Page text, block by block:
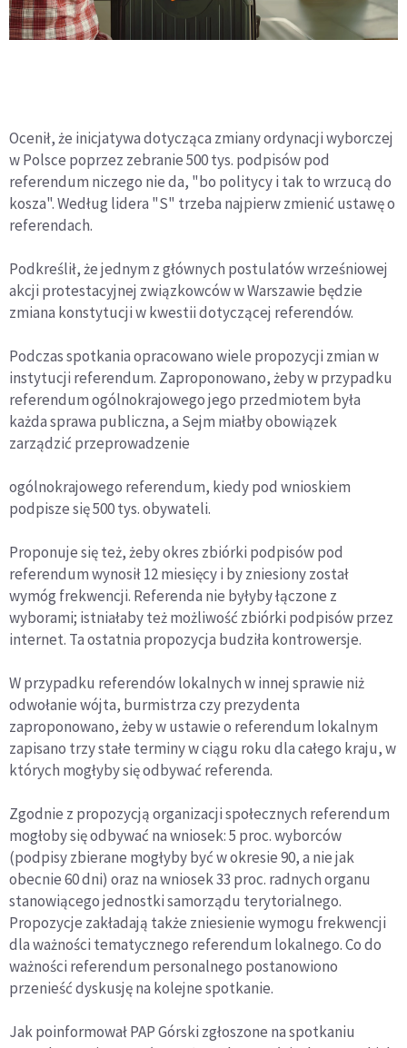
Ocenił, że inicjatywa dotycząca zmiany ordynacji wyborczej
w Polsce poprzez zebranie 500 tys. podpisów pod
referendum niczego nie da, "bo politycy i tak to wrzucą do
kosza". Według lidera "S" trzeba najpierw zmienić ustawę o
referendach.
Podkreślił, że jednym z głównych postulatów wrześniowej
akcji protestacyjnej związkowców w Warszawie będzie
zmiana konstytucji w kwestii dotyczącej referendów.
Podczas spotkania opracowano wiele propozycji zmian w
instytucji referendum. Zaproponowano, żeby w przypadku
referendum ogólnokrajowego jego przedmiotem była
każda sprawa publiczna, a Sejm miałby obowiązek
zarządzić przeprowadzenie
ogólnokrajowego referendum, kiedy pod wnioskiem
podpisze się 500 tys. obywateli.
Proponuje się też, żeby okres zbiórki podpisów pod
referendum wynosił 12 miesięcy i by zniesiony został
wymóg frekwencji. Referenda nie byłyby łączone z
wyborami; istniałaby też możliwość zbiórki podpisów przez
internet. Ta ostatnia propozycja budziła kontrowersje.
W przypadku referendów lokalnych w innej sprawie niż
odwołanie wójta, burmistrza czy prezydenta
zaproponowano, żeby w ustawie o referendum lokalnym
zapisano trzy stałe terminy w ciągu roku dla całego kraju, w
których mogłyby się odbywać referenda.
Zgodnie z propozycją organizacji społecznych referendum
mogłoby się odbywać na wniosek: 5 proc. wyborców
(podpisy zbierane mogłyby być w okresie 90, a nie jak
obecnie 60 dni) oraz na wniosek 33 proc. radnych organu
stanowiącego jednostki samorządu terytorialnego.
Propozycje zakładają także zniesienie wymogu frekwencji
dla ważności tematycznego referendum lokalnego. Co do
ważności referendum personalnego postanowiono
przenieść dyskusję na kolejne spotkanie.
Jak poinformował PAP Górski zgłoszone na spotkaniu